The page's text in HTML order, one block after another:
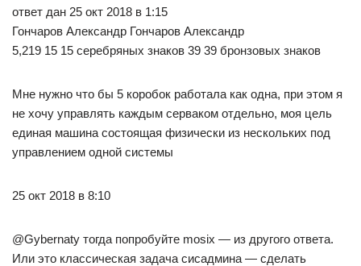
ответ дан 25 окт 2018 в 1:15
Гончаров Александр Гончаров Александр
5,219 15 15 серебряных знаков 39 39 бронзовых знаков
Мне нужно что бы 5 коробок работала как одна, при этом я
не хочу управлять каждым серваком отдельно, моя цель
единая машина состоящая физически из нескольких под
управлением одной системы
25 окт 2018 в 8:10
@Gybernaty тогда попробуйте mosix — из другого ответа.
Или это классическая задача сисадмина — сделать